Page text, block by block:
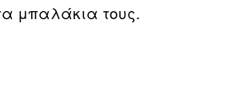
μπαλάκια τους.